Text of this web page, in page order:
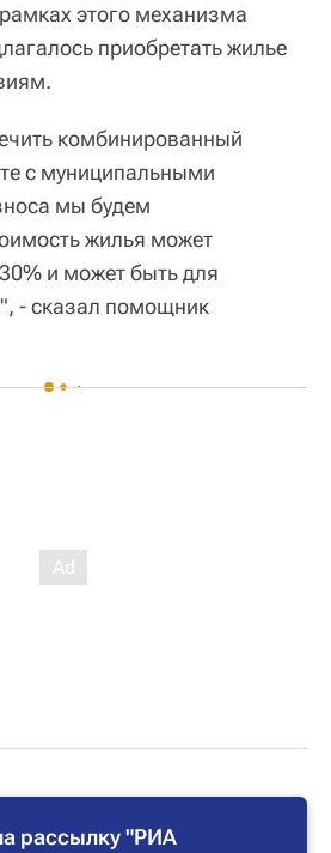
этого механизма
приобретать жилье
комбинированный
с муниципальными
мы будем
жилья может
и может быть для
- сказал помощник
рассылку "РИА